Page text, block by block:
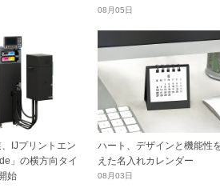
08月05日
IJプリントエン
」の横方向タイ
始
ハート、デザインと機能性
えた名入れカレンダー
08月03日